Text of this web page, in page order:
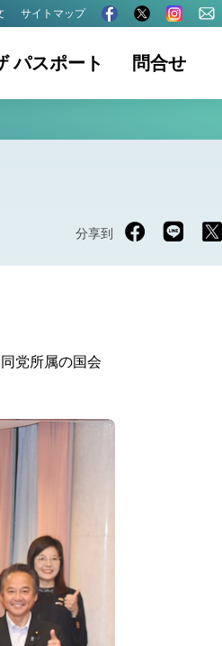
サイトマップ
パスポート
情報 領事部業務内容
結婚・離婚
ポート、ビ
問合せ
分享到
党所属の国会